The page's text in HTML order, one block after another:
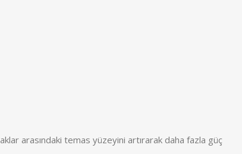
arasındaki temas yüzeyini artırarak daha fazla güç